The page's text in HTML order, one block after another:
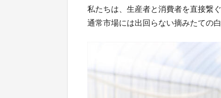
私たちは、生産者と消費者を直接繋
通常市場には出回らない摘みたての